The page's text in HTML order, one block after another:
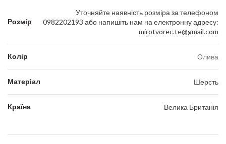
Розмір
Уточняйте наявність розміра за телефоном
0982202193 або напишіть нам на електронну адресу:
mirotvorec.te@gmail.com
Колір Олива
Матеріал Шерсть
Країна Велика Британія